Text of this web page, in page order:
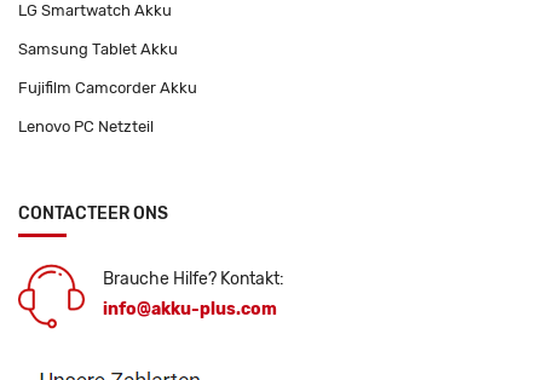
LG Smartwatch Akku
Samsung Tablet Akku
Fujifilm Camcorder Akku
Lenovo PC Netzteil
CONTACTEER ONS
Brauche Hilfe? Kontakt:
info@akku-plus.com